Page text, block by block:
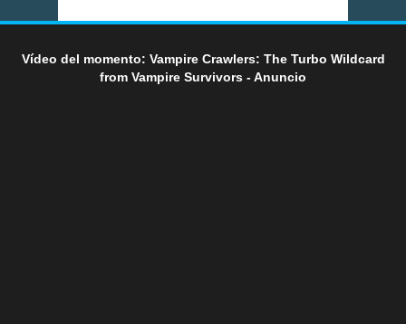
Vídeo del momento: Vampire Crawlers: The Turbo Wildcard
from Vampire Survivors - Anuncio